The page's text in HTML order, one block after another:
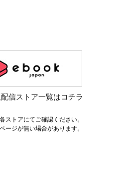
信ストア一覧はコチラ
トアにてご確認ください。
ジが無い場合があります。